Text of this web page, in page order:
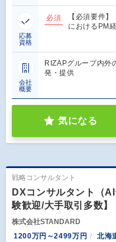
応募
資格
必須
【必須要件
におけるPM
会社
概要
RIZAPグループ内外
発・提供
気になる
戦略コンサルタント
DXコンサルタント（
験歓迎/大手取引多数】
株式会社STANDARD
1200万円～2499万円
北海